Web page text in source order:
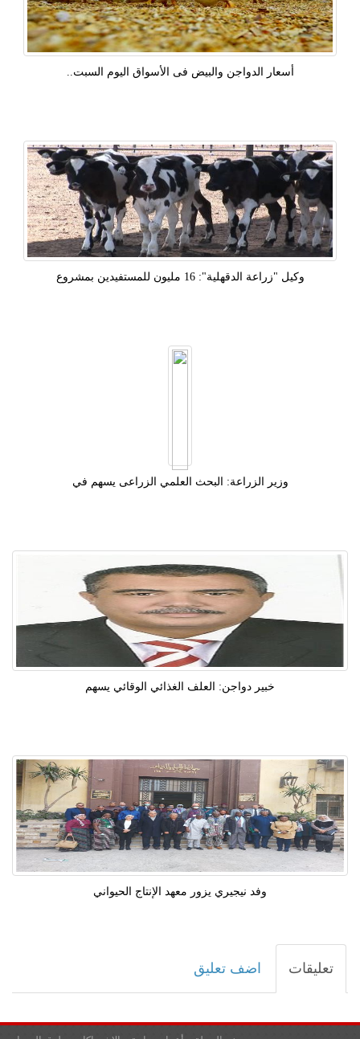
أسعار الدواجن والبيض فى الأسواق اليوم السبت..
وكيل "زراعة الدقهلية": 16 مليون للمستفيدين بمشروع
وزير الزراعة: البحث العلمي الزراعى يسهم في
خبير دواجن: العلف الغذائي الوقائي يسهم
وفد نيجيري يزور معهد الإنتاج الحيواني
تعليقات اضف تعليق